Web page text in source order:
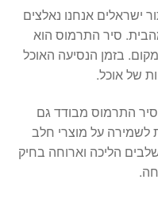
ישראלים אנחנו נאלצים
סיר התרמוס הוא
בזמן הנסיעה האוכל
של אוכל.
סיר התרמוס מבודד גם
לשמירה על מוצרי חלב
הליכה וארוחה בחיק